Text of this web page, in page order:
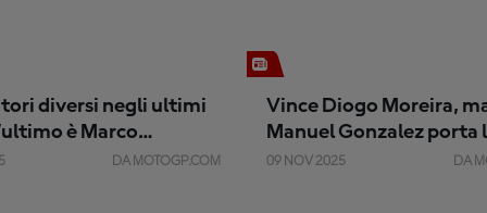
diversi negli ultimi
è Marco
DA MOTOGP.COM
Vince Diogo Moreira,
Manuel Gonzalez porta
per il titolo a Valencia
09 NOV 2025 DA